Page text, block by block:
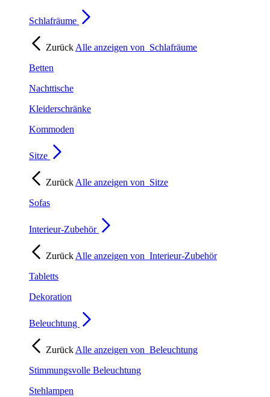
Schlafräume
Zurück Alle anzeigen von Schlafräume
Betten
Nachttische
Kleiderschränke
Kommoden
Sitze
Zurück Alle anzeigen von Sitze
Sofas
Interieur-Zubehör
Zurück Alle anzeigen von Interieur-Zubehör
Tabletts
Dekoration
Beleuchtung
Zurück Alle anzeigen von Beleuchtung
Stimmungsvolle Beleuchtung
Stehlampen